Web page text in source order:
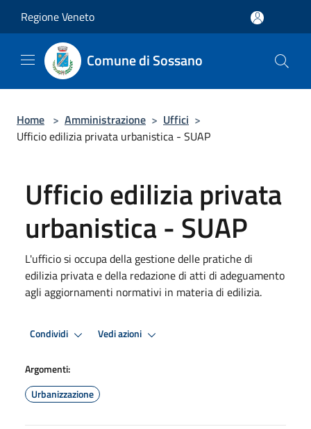
Regione Veneto
Comune di Sossano
Home > Amministrazione > Uffici >
Ufficio edilizia privata urbanistica - SUAP
Ufficio edilizia privata
urbanistica - SUAP
L'ufficio si occupa della gestione delle pratiche di
edilizia privata e della redazione di atti di adeguamento
agli aggiornamenti normativi in materia di edilizia.
Condividi Vedi azioni
Argomenti:
Urbanizzazione